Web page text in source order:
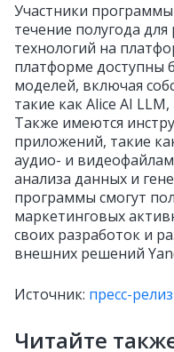
Участники программы
течение полугода
технологий на
платформе доступны
моделей, включая
такие как Alice AI
Также имеются
приложений, такие
аудио- и
анализа данных и
программы смогут
маркетинговых
своих разработок и
внешних решений
Источник: пресс-
Читайте